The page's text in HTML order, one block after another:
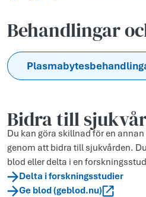
Behandlingar
Bidra till
Du kan göra skillnad för en
genom att bidra till sjukvården.
blod eller delta i en
Delta i forskningsstudier
Ge blod (geblod.nu)